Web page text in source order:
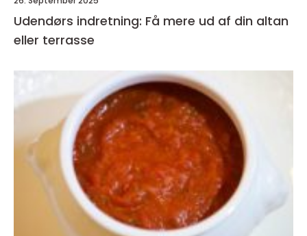
Udendørs indretning: Få mere ud af din altan
eller terrasse